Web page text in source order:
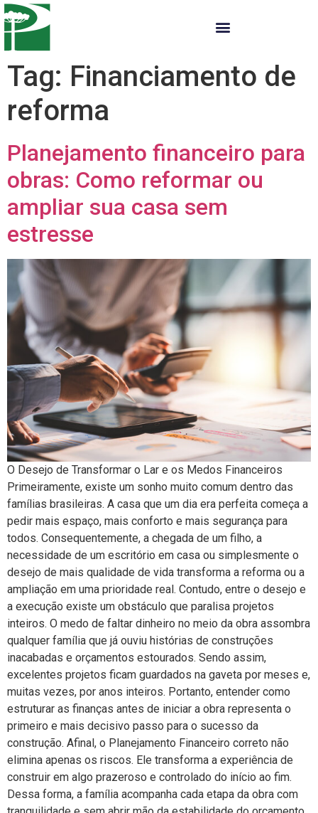
Tag: Financiamento de
reforma
Planejamento financeiro para
obras: Como reformar ou
ampliar sua casa sem
estresse
O Desejo de Transformar o Lar e os Medos Financeiros
Primeiramente, existe um sonho muito comum dentro das
famílias brasileiras. A casa que um dia era perfeita começa a
pedir mais espaço, mais conforto e mais segurança para
todos. Consequentemente, a chegada de um filho, a
necessidade de um escritório em casa ou simplesmente o
desejo de mais qualidade de vida transforma a reforma ou a
ampliação em uma prioridade real. Contudo, entre o desejo e
a execução existe um obstáculo que paralisa projetos
inteiros. O medo de faltar dinheiro no meio da obra assombra
qualquer família que já ouviu histórias de construções
inacabadas e orçamentos estourados. Sendo assim,
excelentes projetos ficam guardados na gaveta por meses e,
muitas vezes, por anos inteiros. Portanto, entender como
estruturar as finanças antes de iniciar a obra representa o
primeiro e mais decisivo passo para o sucesso da
construção. Afinal, o Planejamento Financeiro correto não
elimina apenas os riscos. Ele transforma a experiência de
construir em algo prazeroso e controlado do início ao fim.
Dessa forma, a família acompanha cada etapa da obra com